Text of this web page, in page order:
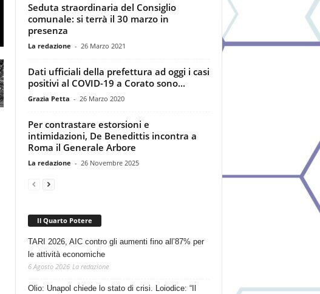
Seduta straordinaria del Consiglio
comunale: si terrà il 30 marzo in
presenza
La redazione - 26 Marzo 2021
Dati ufficiali della prefettura ad oggi i casi
positivi al COVID-19 a Corato sono...
Grazia Petta - 26 Marzo 2020
Per contrastare estorsioni e
intimidazioni, De Benedittis incontra a
Roma il Generale Arbore
La redazione - 26 Novembre 2025
Il Quarto Potere
TARI 2026, AIC contro gli aumenti fino all’87% per
le attività economiche
6 Agosto 2026 La redazione
Olio: Unapol chiede lo stato di crisi. Loiodice: “Il